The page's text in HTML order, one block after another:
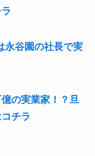
谷園の社長で実
の実業家！？旦
チラ